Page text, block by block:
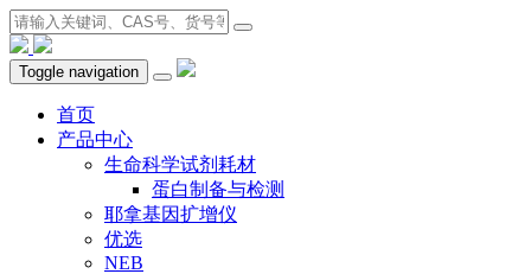
Toggle navigation
首页
产品中心
生命科学试剂耗材
蛋白制备与检测
耶拿基因扩增仪
优选
NEB